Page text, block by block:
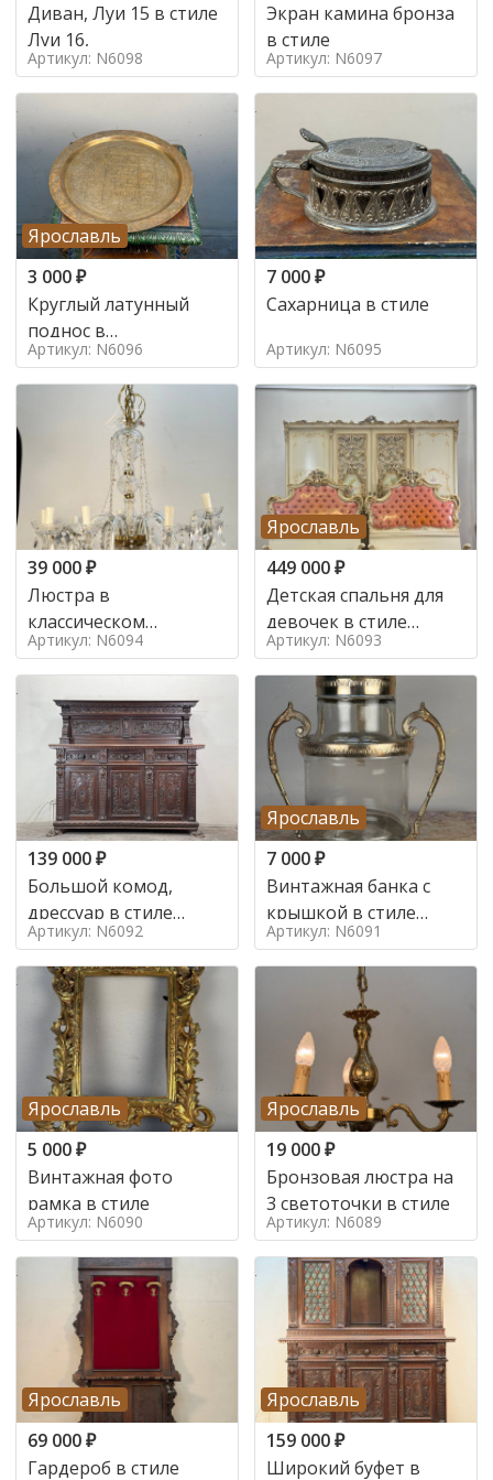
Диван, Луи 15 в стиле
Луи 16,
Артикул: N6098
Экран камина бронза
в стиле
Артикул: N6097
Ярославль
3 000₽
Круглый латунный
поднос в
марокканском стиле в
стиле
Артикул: N6096
7 000₽
Сахарница в стиле
Артикул: N6095
39 000₽
Люстра в
классическом
итальянском стиле на
10 ламп. в стиле
Артикул: N6094
Ярославль
449 000₽
Детская спальня для
девочек в стиле
итальянского барокко
в стиле
Артикул: N6093
139 000₽
Большой комод,
дрессуар в стиле
ренессанс,
Артикул: N6092
Ярославль
7 000₽
Винтажная банка с
крышкой в стиле
Италия,
Артикул: N6091
Ярославль
5 000₽
Винтажная фото
рамка в стиле
Артикул: N6090
Ярославль
19 000₽
Бронзовая люстра на
3 светоточки в стиле
Артикул: N6089
Ярославль
69 000₽
Гардероб в стиле
Ярославль
159 000₽
Широкий буфет в